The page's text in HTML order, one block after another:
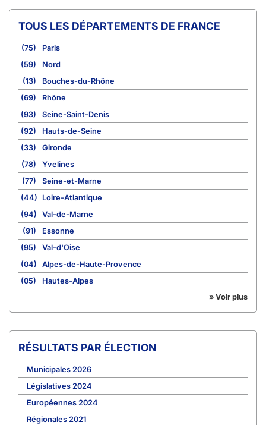
TOUS LES DÉPARTEMENTS DE FRANCE
(75)
Paris
(59)
Nord
(13)
Bouches-du-Rhône
(69)
Rhône
(93)
Seine-Saint-Denis
(92)
Hauts-de-Seine
(33)
Gironde
(78)
Yvelines
(77)
Seine-et-Marne
(44)
Loire-Atlantique
(94)
Val-de-Marne
(91)
Essonne
(95)
Val-d'Oise
(04)
Alpes-de-Haute-Provence
(05)
Hautes-Alpes
» Voir plus
RÉSULTATS PAR ÉLECTION
Municipales 2026
Législatives 2024
Européennes 2024
Régionales 2021